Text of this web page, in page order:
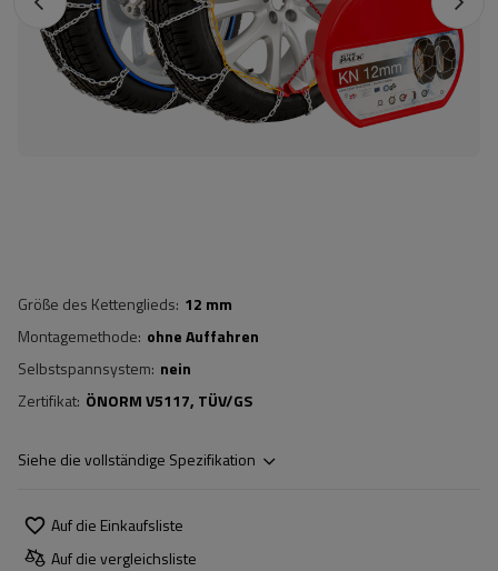
Größe des Kettenglieds 12 mm
Montagemethode ohne Auffahren
Selbstspannsystem nein
Zertifikat ÖNORM V5117 TÜV/GS
Siehe die vollständige Spezifikation
Auf die Einkaufsliste
Auf die vergleichsliste